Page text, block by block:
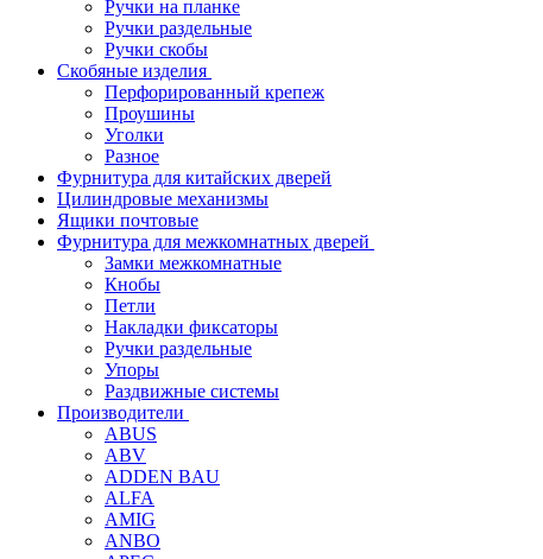
Ручки на планке
Ручки раздельные
Ручки скобы
Скобяные изделия
Перфорированный крепеж
Проушины
Уголки
Разное
Фурнитура для китайских дверей
Цилиндровые механизмы
Ящики почтовые
Фурнитура для межкомнатных дверей
Замки межкомнатные
Кнобы
Петли
Накладки фиксаторы
Ручки раздельные
Упоры
Раздвижные системы
Производители
ABUS
ABV
ADDEN BAU
ALFA
AMIG
ANBO